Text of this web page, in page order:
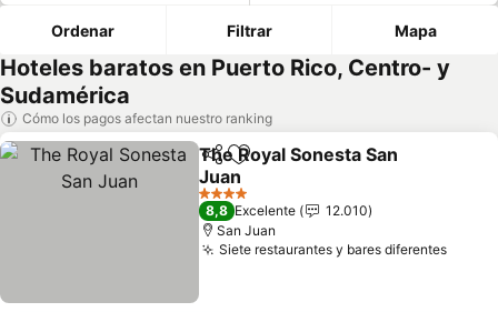
Ordenar Filtrar Mapa
Hoteles baratos en Puerto Rico, Centro- y
Sudamérica
Cómo los pagos afectan nuestro ranking
Compartir
Agregar a favoritos
The Royal Sonesta San
Juan
Ver precios
4 Estrellas
8,8 Excelente
12.010
San Juan
Siete restaurantes y bares diferentesVer